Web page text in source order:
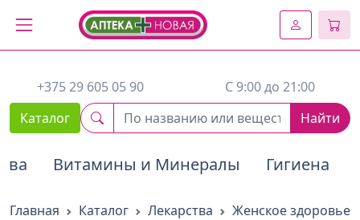
2. Вставьте этот код сразу же после открывающего тега :
+375 29 605 05 90
C 9:00 до 21:00
Каталог
Найти
Витамины и Минералы Гигиена
Главная Каталог Лекарства
Женское здоровье